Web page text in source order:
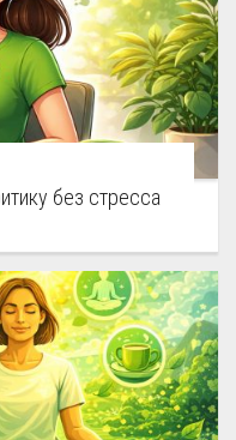
без стресса